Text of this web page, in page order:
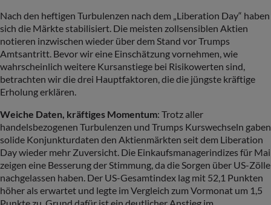
Nach den heftigen Turbulenzen nach dem „Liberation Day“ haben
sich die Märkte stabilisiert. Die meisten zollsensiblen Aktien
notieren inzwischen wieder über dem Stand vor Trumps
Amtsantritt. Bevor wir eine Einschätzung vornehmen, wie
wahrscheinlich weitere Kursanstiege bei Risikowerten sind,
betrachten wir die drei Hauptfaktoren, die die jüngste kräftige
Erholung erklären.
Weiche Daten, kräftiges Momentum: Trotz aller
handelsbezogenen Turbulenzen und Trumps Kurswechseln gaben
solide Konjunkturdaten den Aktienmärkten seit dem Liberation
Day wieder mehr Zuversicht. Die Einkaufsmanagerindizes für Mai
zeigen eine Besserung der Stimmung, da die Sorgen über US-Zölle
nachgelassen haben. Der US-Gesamtindex lag mit 52,1 Punkten
höher als erwartet und legte im Vergleich zum Vormonat um 1,5